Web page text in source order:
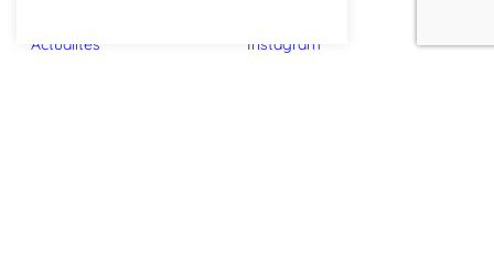
Actualités
Instagram